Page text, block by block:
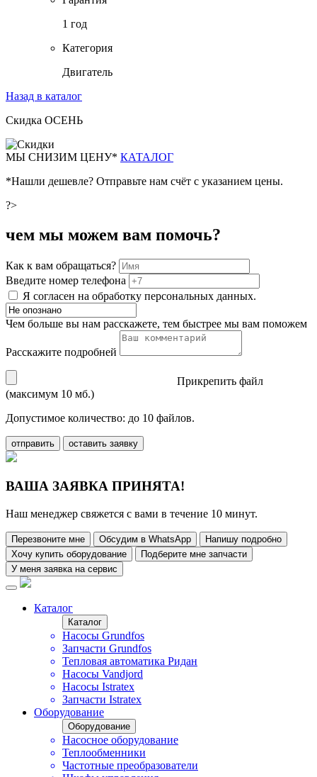
1 год
Категория
Двигатель
Назад в каталог
Скидка ОСЕНЬ
МЫ СНИЗИМ ЦЕНУ* КАТАЛОГ
*Нашли дешевле? Отправьте нам счёт с указанием цены.
?>
чем мы можем вам помочь?
Как к вам обращаться?
Введите номер телефона
Я согласен на обработку персональных данных.
Чем больше вы нам расскажете, тем быстрее мы вам поможем
Расскажите подробней
Прикрепить файл
(максимум 10 мб.)
Допустимое количество: до 10 файлов.
отправить оставить заявку
ВАША ЗАЯВКА ПРИНЯТА!
Наш менеджер свяжется с вами в течение 10 минут.
Перезвоните мне Обсудим в WhatsApp
Напишу подробно
Хочу купить оборудование
Подберите мне запчасти
У меня заявка на сервис
Каталог
Каталог
Насосы Grundfos
Запчасти Grundfos
Тепловая автоматика Ридан
Насосы Vandjord
Насосы Istratex
Запчасти Istratex
Оборудование
Оборудование
Насосное оборудование
Теплообменники
Частотные преобразователи